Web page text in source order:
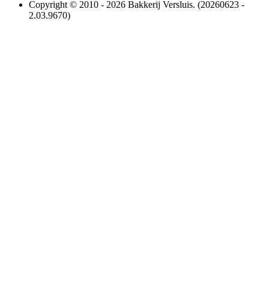
Copyright © 2010 - 2026 Bakkerij Versluis. (20260623 -
2.03.9670)